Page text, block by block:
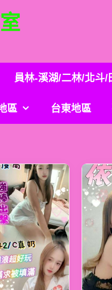
員林-溪湖/二林/北斗/
區 台東地區